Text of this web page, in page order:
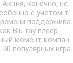
конечно, не
с учётом т
поддержива
Blu-ray плеер.
момент компан
популярных игра